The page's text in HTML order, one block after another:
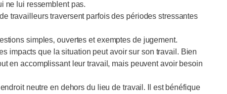
ne lui ressemblent pas.
travailleurs traversent parfois des périodes stressantes
simples, ouvertes et exemptes de jugement.
impacts que la situation peut avoir sur son travail. Bien
en accomplissant leur travail, mais peuvent avoir besoin
neutre en dehors du lieu de travail. Il est bénéfique